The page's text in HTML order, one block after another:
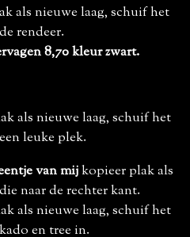
als nieuwe laag, schuif het
rendeer.
8,70 kleur zwart.
als nieuwe laag, schuif het
leuke plek.
van mijkopieer plak als
naar de rechter kant.
als nieuwe laag, schuif het
en tree in.